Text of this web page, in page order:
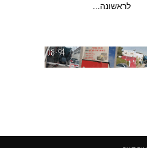
לראשונה...